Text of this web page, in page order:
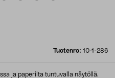
Tuotenro: 10-1-286
ja paperilta tuntuvalla näytöllä.